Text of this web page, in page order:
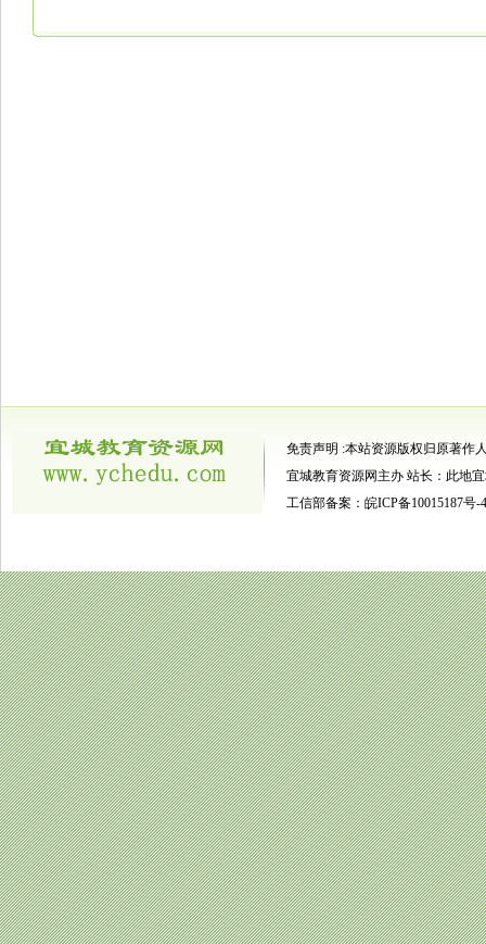
免责声明 :本站资源版权归原著作
宜城教育资源网主办 站长：此地
工信部备案：皖ICP备10015187号-4